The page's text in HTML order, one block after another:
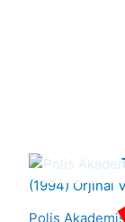
Polis